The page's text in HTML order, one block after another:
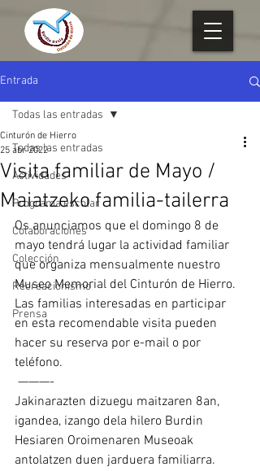
Entrada
Todas las entradas
Actividades
Programa escolar
Colaboraciones
Colección
Recreacionismo
Prensa
Todas las entradas
Visita familiar de Mayo /
Maiatzeko familia-tailerra
Cinturón de Hierro
25 abr 2022
Os anunciamos que el domingo 8 de
mayo tendrá lugar la actividad familiar
que organiza mensualmente nuestro
Museo Memorial del Cinturón de Hierro.
Las familias interesadas en participar
en esta recomendable visita pueden
hacer su reserva por e-mail o por
teléfono.
———-
Jakinarazten dizuegu maitzaren 8an,
igandea, izango dela hilero Burdin
Hesiaren Oroimenaren Museoak
antolatzen duen jarduera familiarra.